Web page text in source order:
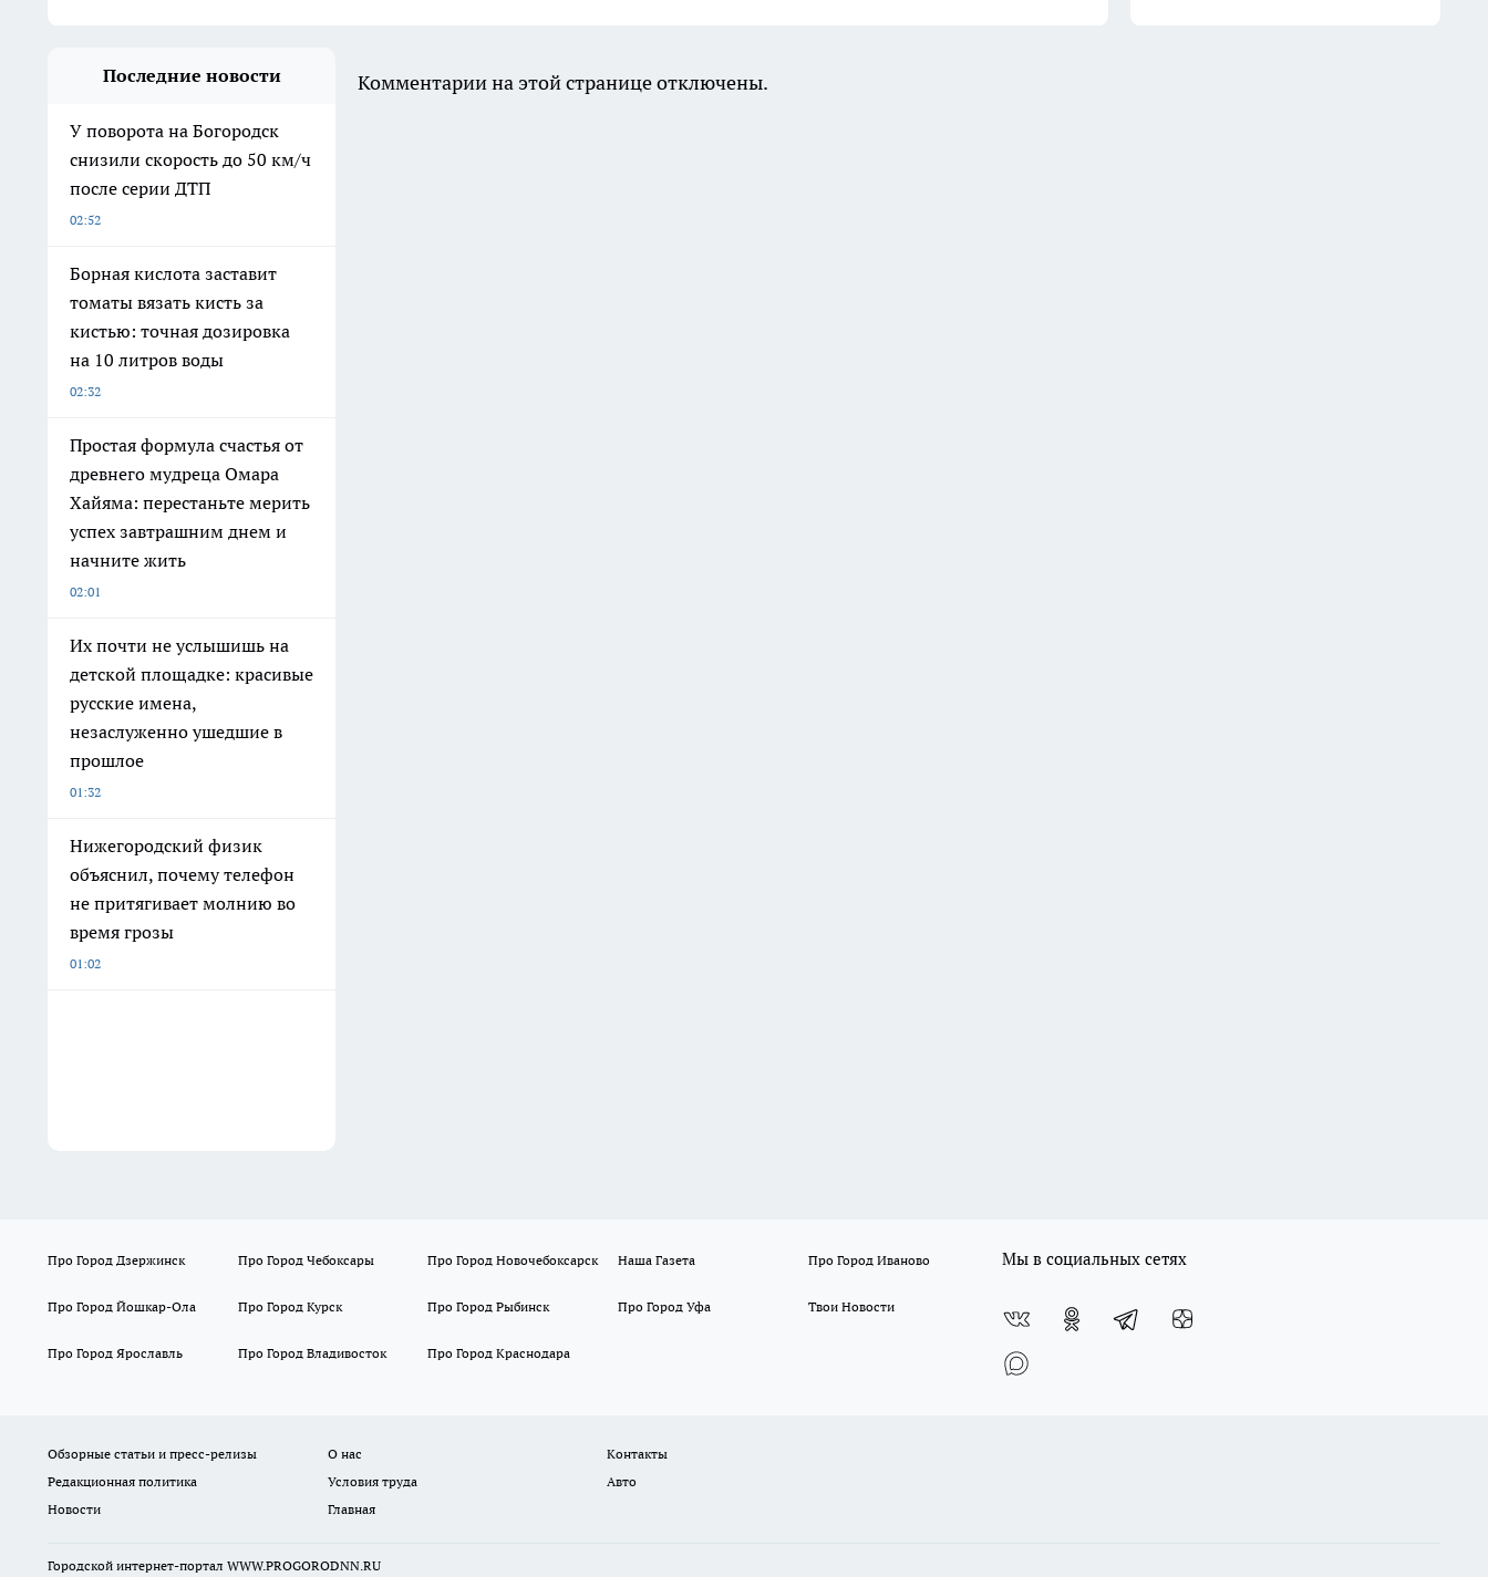
Последние новости
У поворота на Богородск
снизили скорость до 50 км/ч
после серии ДТП
02:52
Борная кислота заставит
томаты вязать кисть за
кистью: точная дозировка
на 10 литров воды
02:32
Простая формула счастья от
древнего мудреца Омара
Хайяма: перестаньте мерить
успех завтрашним днем и
начните жить
02:01
Их почти не услышишь на
детской площадке: красивые
русские имена,
незаслуженно ушедшие в
прошлое
01:32
Нижегородский физик
объяснил, почему телефон
не притягивает молнию во
время грозы
01:02
Комментарии на этой странице отключены.
Про Город Дзержинск Про Город Чебоксары Про Город Новочебоксарск Наша Газета Про Город Иваново
Про Город Йошкар-Ола Про Город Курск Про Город Рыбинск Про Город Уфа Твои Новости
Про Город Ярославль Про Город Владивосток Про Город Краснодара
Мы в социальных сетях
Обзорные статьи и пресс-релизы О нас
Контакты
Редакционная политика
Условия труда
Авто
Новости
Главная
Городской интернет-портал WWW.PROGORODNN.RU